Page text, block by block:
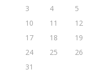
3
4 5
10
11 12
17
18 19
24
25 26
31